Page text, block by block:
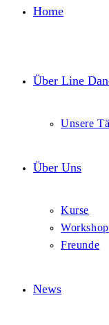
Home
Über Line
Unsere
Über Uns
Kurse
Freunde
News